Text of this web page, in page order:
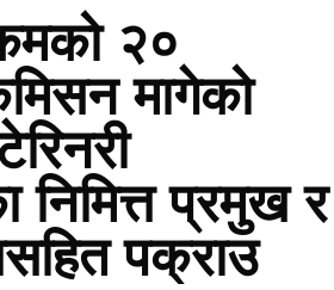
२०
मागेको
निमित्त प्रमुख र
पक्राउ